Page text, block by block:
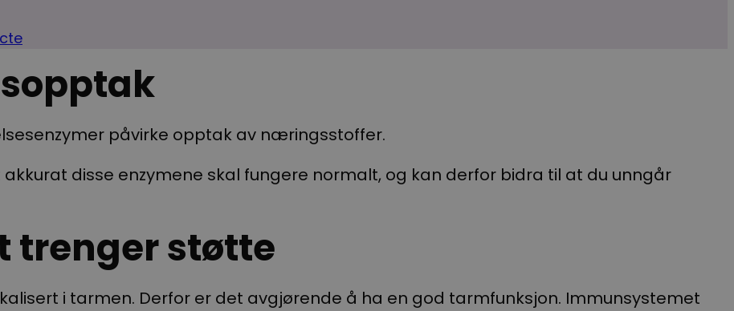
påvirke opptak av næringsstoffer.
disse enzymene skal fungere normalt, og kan derfor bidra til at du unngår
trenger støtte
i tarmen. Derfor er det avgjørende å ha en god tarmfunksjon. Immunsystemet